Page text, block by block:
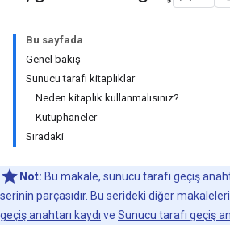
Bu sayfada
Genel bakış
Sunucu tarafı kitaplıklar
Neden kitaplık kullanmalısınız?
Kütüphaneler
Sıradaki
Not: Bu makale, sunucu tarafı geçiş
serinin parçasıdır. Bu serideki diğer
geçiş anahtarı kaydı ve Sunucu tarafı geçiş